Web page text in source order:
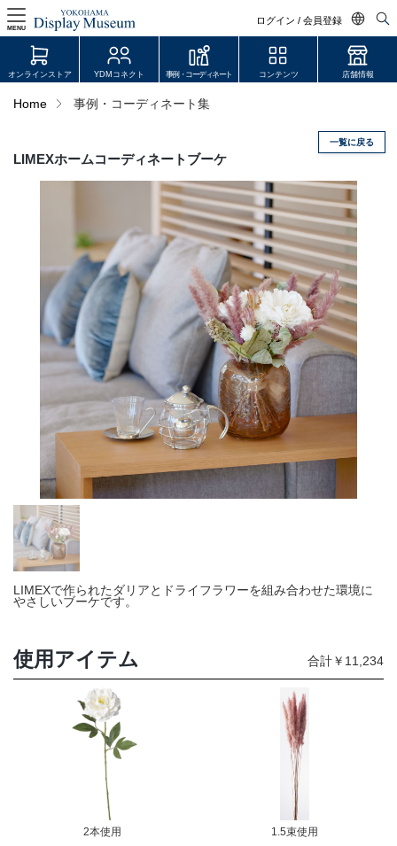
ログイン / 会員登録
日本語
MENU
オンラインストア
会員登録・取引申請
リンク
JDCA(ディスプレイスクール)
店舗情報・営業日
会社情報
採用情報
お問い合わせ
プライバシーポリシー
OFFICIAL SNS
オンラインストア YDMコネクト 事例・コーディネート コンテンツ 店舗情報
Home 事例・コーディネート集
一覧に戻る
LIMEXホームコーディネートブーケ
LIMEXで作られたダリアとドライフラワーを組み合わせた環境に
やさしいブーケです。
使用アイテム 合計￥11,234
2本使用
1.5束使用